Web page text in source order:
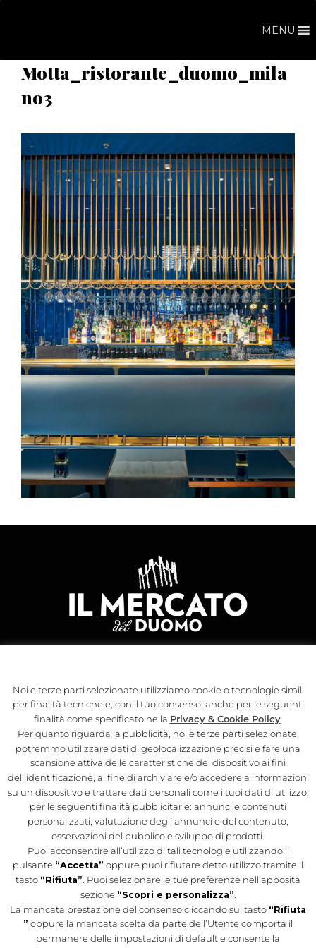
MENU
Motta_ristorante_duomo_mila
no3
LA STORIA
LA FELTRINELLI
CONTATTI
MOTTA MILANO 1928
SYNC BY APEROL
TERRAZZA APEROL
OLD WILD WEST
ROSSOPOMODORO
Il Mercato del Duomo è un progetto di Autogrill.Legal
Disclaimer |Privacy
Noi e terze parti selezionate utilizziamo cookie o tecnologie simili
per finalità tecniche e, con il tuo consenso, anche per le seguenti
finalità come specificato nella Privacy & Cookie Policy.
Per quanto riguarda la pubblicità, noi e terze parti selezionate,
potremmo utilizzare dati di geolocalizzazione precisi e fare una
scansione attiva delle caratteristiche del dispositivo ai fini
dell’identificazione, al fine di archiviare e/o accedere a informazioni
su un dispositivo e trattare dati personali come i tuoi dati di utilizzo,
per le seguenti finalità pubblicitarie: annunci e contenuti
personalizzati, valutazione degli annunci e del contenuto,
osservazioni del pubblico e sviluppo di prodotti.
Puoi acconsentire all’utilizzo di tali tecnologie utilizzando il
pulsante “Accetta” oppure puoi rifiutare detto utilizzo tramite il
tasto “Rifiuta”. Puoi selezionare le tue preferenze nell’apposita
sezione “Scopri e personalizza”
La mancata prestazione del consenso cliccando sul tasto “Rifiuta
” oppure la mancata scelta da parte dell’Utente comporta il
permanere delle impostazioni di default e consente la